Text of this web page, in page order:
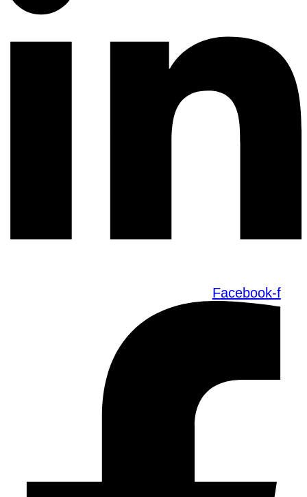
Facebook-f